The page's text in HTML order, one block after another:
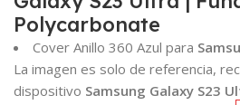
Polycarbonate
Cover Anillo 360 Azul para
La imagen es solo de referencia,
dispositivo Samsung Galaxy S23